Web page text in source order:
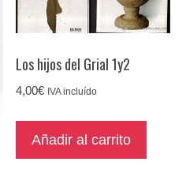
Los hijos del Grial 1y2
4,00€ IVA incluído
Añadir al carrito